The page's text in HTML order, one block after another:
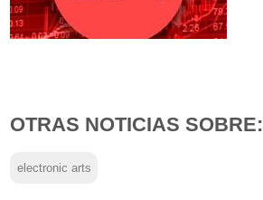
OTRAS NOTICIAS SOBRE:
electronic arts